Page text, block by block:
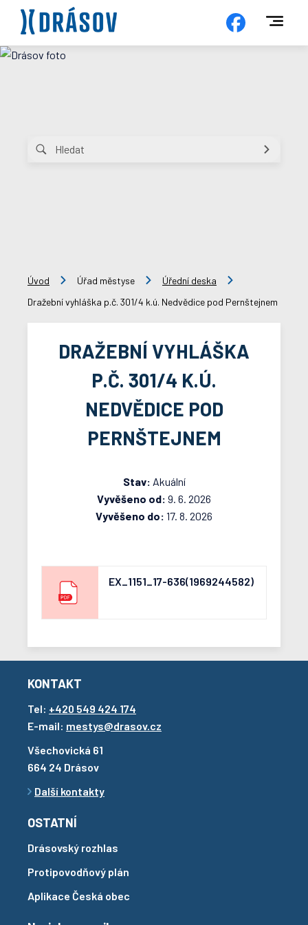
Úvod Úřad městyse
Úřední deska
Dražební vyhláška p.č. 301/4 k.ú. Nedvědice pod Pernštejnem
DRAŽEBNÍ VYHLÁŠKA
P.Č. 301/4 K.Ú.
NEDVĚDICE POD
PERNŠTEJNEM
Stav: Akuální
Vyvěšeno od: 9. 6. 2026
Vyvěšeno do: 17. 8. 2026
EX_1151_17-636(1969244582)
KONTAKT
Tel: +420 549 424 174
E-mail: mestys@drasov.cz
Všechovická 61
664 24 Drásov
Další kontakty
OSTATNÍ
Drásovský rozhlas
Protipovodňový plán
Aplikace Česká obec